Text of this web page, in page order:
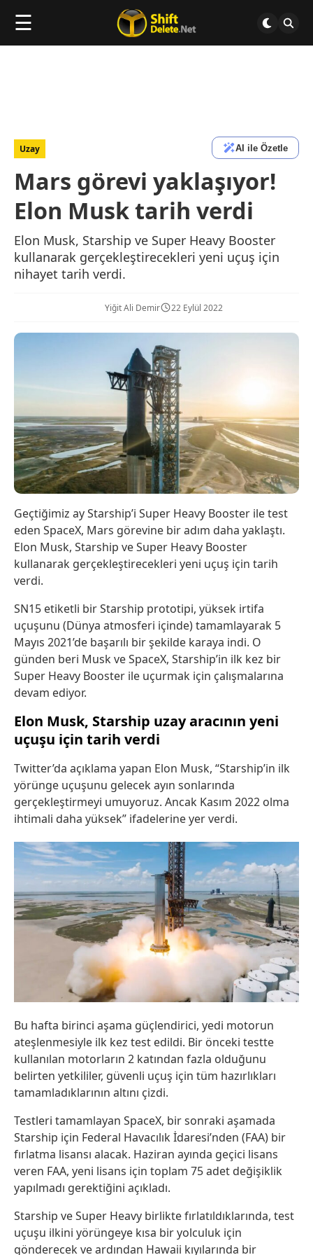
☰
Uzay AI ile Özetle
Mars görevi yaklaşıyor!
Elon Musk tarih verdi
Elon Musk, Starship ve Super Heavy Booster
kullanarak gerçekleştirecekleri yeni uçuş için
nihayet tarih verdi.
Yiğit Ali Demir 22 Eylül 2022
Geçtiğimiz ay Starship’i Super Heavy Booster ile test
eden SpaceX, Mars görevine bir adım daha yaklaştı.
Elon Musk, Starship ve Super Heavy Booster
kullanarak gerçekleştirecekleri yeni uçuş için tarih
verdi.
SN15 etiketli bir Starship prototipi, yüksek irtifa
uçuşunu (Dünya atmosferi içinde) tamamlayarak 5
Mayıs 2021’de başarılı bir şekilde karaya indi. O
günden beri Musk ve SpaceX, Starship’in ilk kez bir
Super Heavy Booster ile uçurmak için çalışmalarına
devam ediyor.
Elon Musk, Starship uzay aracının yeni
uçuşu için tarih verdi
Twitter’da açıklama yapan Elon Musk, “Starship’in ilk
yörünge uçuşunu gelecek ayın sonlarında
gerçekleştirmeyi umuyoruz. Ancak Kasım 2022 olma
ihtimali daha yüksek” ifadelerine yer verdi.
Bu hafta birinci aşama güçlendirici, yedi motorun
ateşlenmesiyle ilk kez test edildi. Bir önceki testte
kullanılan motorların 2 katından fazla olduğunu
belirten yetkililer, güvenli uçuş için tüm hazırlıkları
tamamladıklarının altını çizdi.
Testleri tamamlayan SpaceX, bir sonraki aşamada
Starship için Federal Havacılık İdaresi’nden (FAA) bir
fırlatma lisansı alacak. Haziran ayında geçici lisans
veren FAA, yeni lisans için toplam 75 adet değişiklik
yapılmadı gerektiğini açıkladı.
Starship ve Super Heavy birlikte fırlatıldıklarında, test
uçuşu ilkini yörüngeye kısa bir yolculuk için
gönderecek ve ardından Hawaii kıyılarında bir